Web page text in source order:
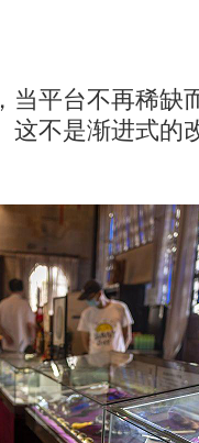
当平台不再稀缺
这不是渐进式的